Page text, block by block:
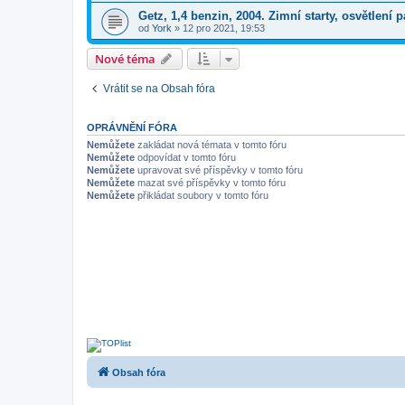
Getz, 1,4 benzin, 2004. Zimní starty, osvětlení
od York » 12 pro 2021, 19:53
Nové téma
Vrátit se na Obsah fóra
OPRÁVNĚNÍ FÓRA
Nemůžete zakládat nová témata v tomto fóru
Nemůžete odpovídat v tomto fóru
Nemůžete upravovat své příspěvky v tomto fóru
Nemůžete mazat své příspěvky v tomto fóru
Nemůžete přikládat soubory v tomto fóru
Obsah fóra